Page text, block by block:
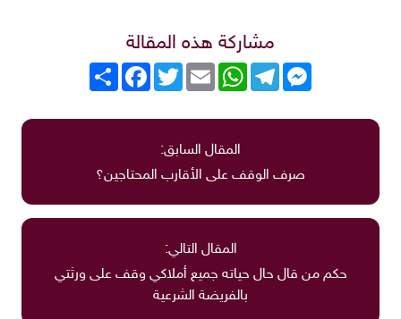
مشاركة هذه المقالة
انشر
FacebookTwitterEmail
WhatsAppTelegram
Messenger
المقال السابق:
صرف الوقف على الأقارب المحتاجين؟
المقال التالي:
حكم من قال حال حياته جميع أملاكي وقف على ورثتي
بالفريضة الشرعية